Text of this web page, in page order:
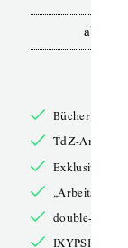
ab
Bücher online
TdZ-Artikel
Exklusive
double-